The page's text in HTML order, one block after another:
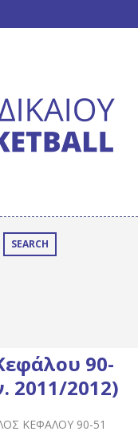
SEARCH
90-
2011/2012)
ΚΕΦΆΛΟΥ 90-51